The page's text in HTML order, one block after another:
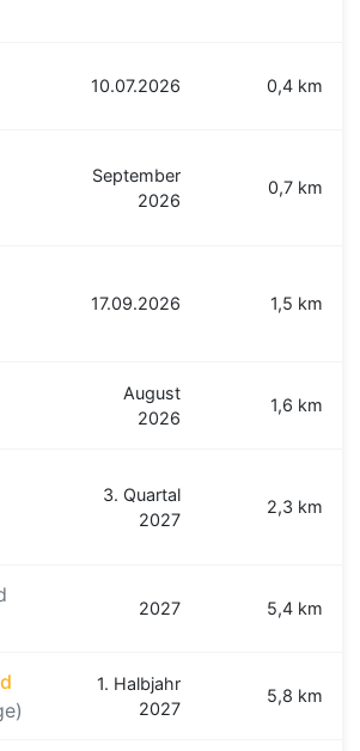
10.07.2026 0,4 km
September
2026
0,7 km
17.09.2026 1,5 km
August
2026
1,6 km
3. Quartal
2027
2,3 km
2027 5,4 km
1. Halbjahr
2027
5,8 km